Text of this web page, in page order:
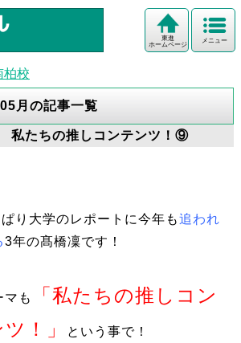
メニュー
東進
ホームページ
柏校
月の記事一覧
私たちの推しコンテンツ！⑨
り大学のレポートに今年も追われ
3年の髙橋凜です！
マも
「私たちの推しコン
！」
という事で！